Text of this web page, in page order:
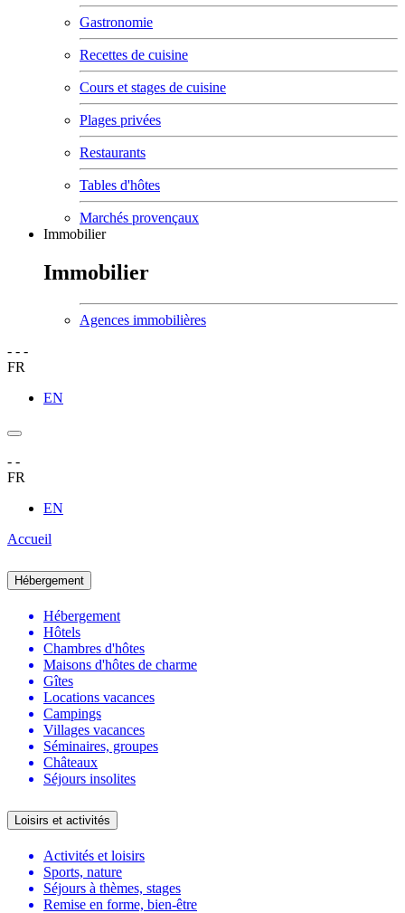
Gastronomie
Recettes de cuisine
Cours et stages de cuisine
Plages privées
Restaurants
Tables d'hôtes
Marchés provençaux
Immobilier
Immobilier
Agences immobilières
- - -
FR
EN
- -
FR
EN
Accueil
Hébergement
Hébergement
Hôtels
Chambres d'hôtes
Maisons d'hôtes de charme
Gîtes
Locations vacances
Campings
Villages vacances
Séminaires, groupes
Châteaux
Séjours insolites
Loisirs et activités
Activités et loisirs
Sports, nature
Séjours à thèmes, stages
Remise en forme, bien-être